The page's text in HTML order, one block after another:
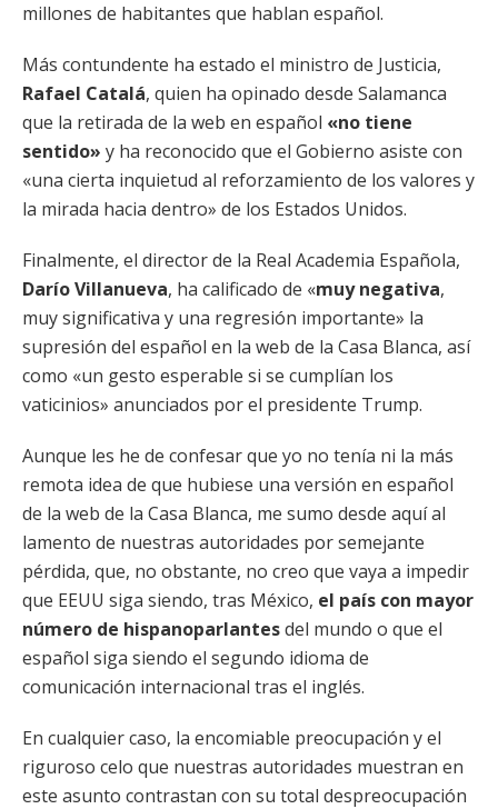
millones de habitantes que hablan español.
Más contundente ha estado el ministro de Justicia,
Rafael Catalá, quien ha opinado desde Salamanca
que la retirada de la web en español «no tiene
sentido» y ha reconocido que el Gobierno asiste con
«una cierta inquietud al reforzamiento de los valores y
la mirada hacia dentro» de los Estados Unidos.
Finalmente, el director de la Real Academia Española,
Darío Villanueva, ha calificado de «muy negativa,
muy significativa y una regresión importante» la
supresión del español en la web de la Casa Blanca, así
como «un gesto esperable si se cumplían los
vaticinios» anunciados por el presidente Trump.
Aunque les he de confesar que yo no tenía ni la más
remota idea de que hubiese una versión en español
de la web de la Casa Blanca, me sumo desde aquí al
lamento de nuestras autoridades por semejante
pérdida, que, no obstante, no creo que vaya a impedir
que EEUU siga siendo, tras México, el país con mayor
número de hispanoparlantesdel mundo o que el
español siga siendo el segundo idioma de
comunicación internacional tras el inglés.
En cualquier caso, la encomiable preocupación y el
riguroso celo que nuestras autoridades muestran en
este asunto contrastan con su total despreocupación